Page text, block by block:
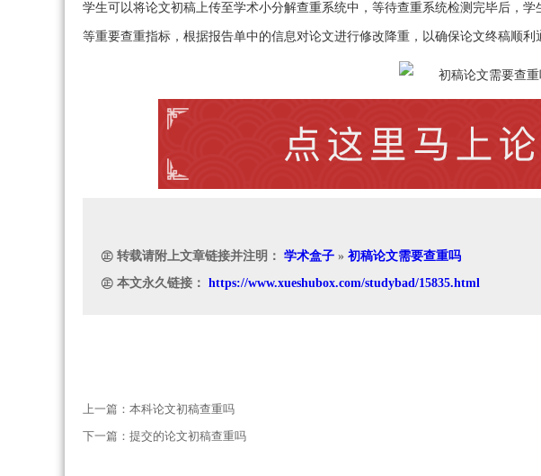
学生可以将论文初稿上传至学术小分解查重系统中，等待查重系统检测完毕后，
等重要查重指标，根据报告单中的信息对论文进行修改降重，以确保论文终稿顺利
㊣ 转载请附上文章链接并注明： 学术盒子 » 初稿论文需要查重吗
㊣ 本文永久链接： https://www.xueshubox.com/studybad/15835.html
上一篇： 本科论文初稿查重吗
下一篇： 提交的论文初稿查重吗